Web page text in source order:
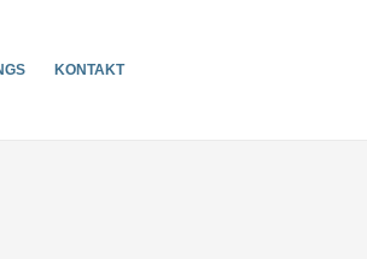
KONTAKT